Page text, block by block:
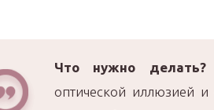
Что нужно делать?
оптической иллюзией